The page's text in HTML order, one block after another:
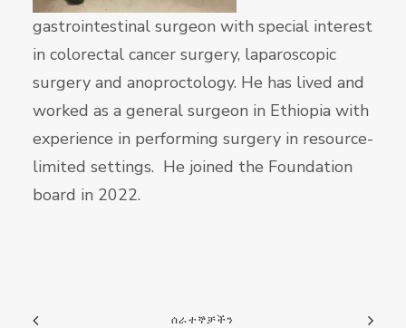
gastrointestinal surgeon with special interest
in colorectal cancer surgery, laparoscopic
surgery and anoproctology. He has lived and
worked as a general surgeon in Ethiopia with
experience in performing surgery in resource-
limited settings. He joined the Foundation
board in 2022.
ሰራተኞቻችን